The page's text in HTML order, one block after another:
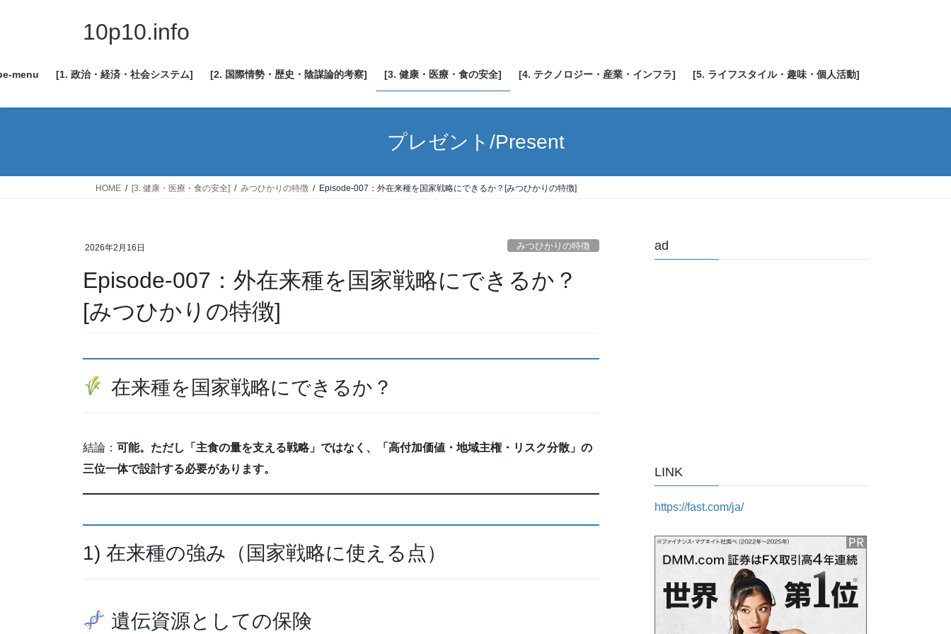
ツ
ス
シ
ン
10p10.info
menu [1. 政治・経済・社会システム] [2. 国際情勢・歴史・陰謀論的考察] [3. 健康・医療・食の安全] [4. テクノロジー・産業・インフラ] [5. ライフスタイル・趣味・個人活動]
プレゼント/Present
HOME [3. 健康・医療・食の安全] みつひかりの特徴 Episode-007：外在来種を国家戦略にできるか？[みつひかりの特徴]
2026年2月16日 みつひかりの特徴
Episode-007：外在来種を国家戦略にできるか？
[みつひかりの特徴]
在来種を国家戦略にできるか？
結論： 可能。ただし「主食の量を支える戦略」ではなく、「高付加価値・地域主権・リスク分散」の
三位一体で設計する必要があります。
1) 在来種の強み（国家戦略に使える点）
遺伝資源としての保険
ad
LINK
https://fast.com/ja/